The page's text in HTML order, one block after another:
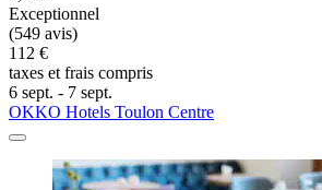
Exceptionnel
(549 avis)
112 €
taxes et frais compris
6 sept. - 7 sept.
OKKO Hotels Toulon Centre